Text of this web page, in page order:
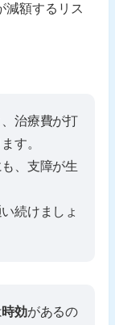
減額するリス
治療費が打
す。
、支障が生
続けましょ
時効があるの